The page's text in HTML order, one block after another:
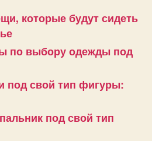
которые будут сидеть
по выбору одежды под
под свой тип фигуры:
под свой тип